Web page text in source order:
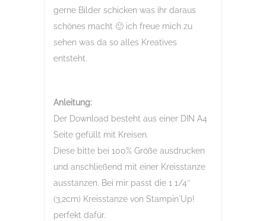
gerne Bilder schicken was ihr daraus
schönes macht 🙂 ich freue mich zu
sehen was da so alles Kreatives
entsteht.
Anleitung:
Der Download besteht aus einer DIN A4
Seite gefüllt mit Kreisen.
Diese bitte bei 100% Größe ausdrucken
und anschließend mit einer Kreisstanze
ausstanzen. Bei mir passt die 1 1/4″
(3,2cm) Kreisstanze von Stampin´Up!
perfekt dafür.